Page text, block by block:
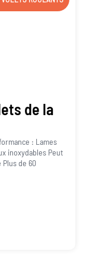
de la
: Lames
inoxydables Peut
de 60